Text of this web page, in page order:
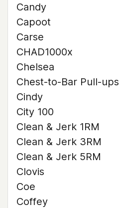
Candy
Capoot
Carse
CHAD1000x
Chelsea
Chest-to-Bar Pull-ups
Cindy
City 100
Clean & Jerk 1RM
Clean & Jerk 3RM
Clean & Jerk 5RM
Clovis
Coe
Coffey